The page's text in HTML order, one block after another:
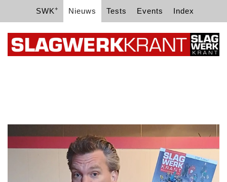
SWK+ Nieuws Tests Events Index